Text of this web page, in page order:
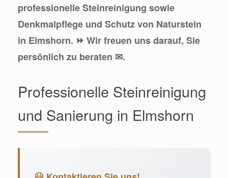
professionelle Steinreinigung sowie
Denkmalpflege und Schutz von Naturstein
in Elmshorn. ⏩ Wir freuen uns darauf, Sie
persönlich zu beraten ✉.
Professionelle Steinreinigung
und Sanierung in Elmshorn